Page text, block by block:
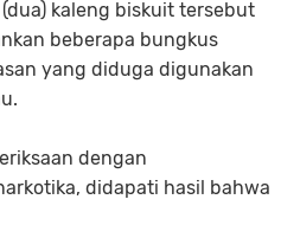
kaleng biskuit tersebut
beberapa bungkus
yang diduga digunakan
dengan
didapati hasil bahwa